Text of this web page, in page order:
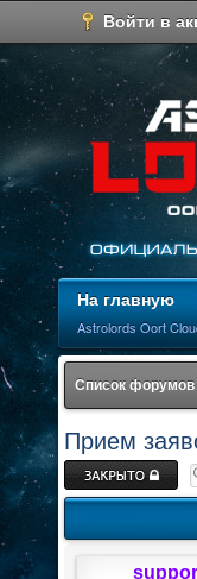
Войти в
На главную
Astrolords Oort
Список форумов
Прием
Закрыто